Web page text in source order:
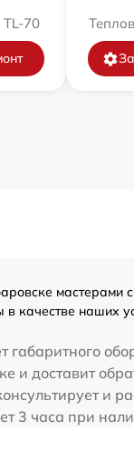
TL-70
мастерами
наших
габаритного
и доставит
и
3 часа при